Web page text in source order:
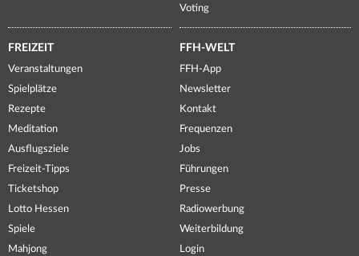
Voting
FREIZEIT
Veranstaltungen
Spielplätze
Rezepte
Meditation
Ausflugsziele
Freizeit-Tipps
Ticketshop
Lotto Hessen
Spiele
Mahjong
FFH-WELT
FFH-App
Newsletter
Kontakt
Frequenzen
Jobs
Führungen
Presse
Radiowerbung
Weiterbildung
Login